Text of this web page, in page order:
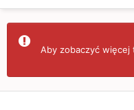
Aby zobaczyć